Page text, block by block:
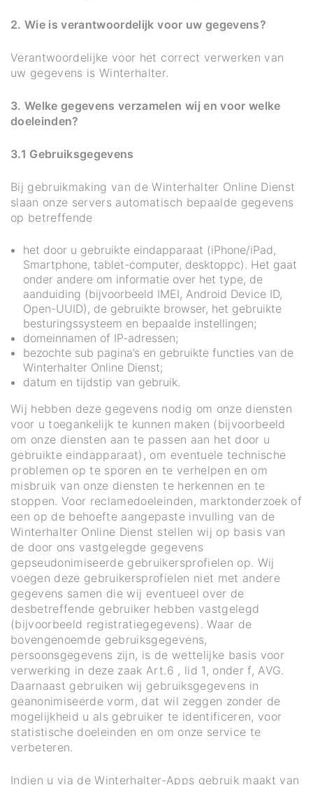
2. Wie is verantwoordelijk voor uw gegevens?
Verantwoordelijke voor het correct verwerken van
uw gegevens is Winterhalter.
3. Welke gegevens verzamelen wij en voor welke
doeleinden?
3.1 Gebruiksgegevens
Bij gebruikmaking van de Winterhalter Online Dienst
slaan onze servers automatisch bepaalde gegevens
op betreffende
het door u gebruikte eindapparaat (iPhone/iPad,
Smartphone, tablet-computer, desktoppc). Het gaat
onder andere om informatie over het type, de
aanduiding (bijvoorbeeld IMEI, Android Device ID,
Open-UUID), de gebruikte browser, het gebruikte
besturingssysteem en bepaalde instellingen;
domeinnamen of IP-adressen;
bezochte sub pagina’s en gebruikte functies van de
Winterhalter Online Dienst;
datum en tijdstip van gebruik.
Wij hebben deze gegevens nodig om onze diensten
voor u toegankelijk te kunnen maken (bijvoorbeeld
om onze diensten aan te passen aan het door u
gebruikte eindapparaat), om eventuele technische
problemen op te sporen en te verhelpen en om
misbruik van onze diensten te herkennen en te
stoppen. Voor reclamedoeleinden, marktonderzoek of
een op de behoefte aangepaste invulling van de
Winterhalter Online Dienst stellen wij op basis van
de door ons vastgelegde gegevens
gepseudonimiseerde gebruikersprofielen op. Wij
voegen deze gebruikersprofielen niet met andere
gegevens samen die wij eventueel over de
desbetreffende gebruiker hebben vastgelegd
(bijvoorbeeld registratiegegevens). Waar de
bovengenoemde gebruiksgegevens,
persoonsgegevens zijn, is de wettelijke basis voor
verwerking in deze zaak Art.6 , lid 1, onder f, AVG.
Daarnaast gebruiken wij gebruiksgegevens in
geanonimiseerde vorm, dat wil zeggen zonder de
mogelijkheid u als gebruiker te identificeren, voor
statistische doeleinden en om onze service te
verbeteren.
Indien u via de Winterhalter-Apps gebruik maakt van